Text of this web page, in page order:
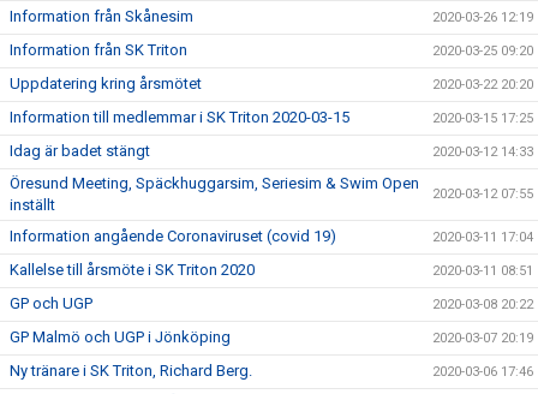
Information från Skånesim 2020-03-26 12:19
Information från SK Triton 2020-03-25 09:20
Uppdatering kring årsmötet 2020-03-22 20:20
Information till medlemmar i SK Triton 2020-03-15 2020-03-15 17:25
Idag är badet stängt 2020-03-12 14:33
Öresund Meeting, Späckhuggarsim, Seriesim & Swim Open
inställt
2020-03-12 07:55
Information angående Coronaviruset (covid 19) 2020-03-11 17:04
Kallelse till årsmöte i SK Triton 2020 2020-03-11 08:51
GP och UGP 2020-03-08 20:22
GP Malmö och UGP i Jönköping 2020-03-07 20:19
Ny tränare i SK Triton, Richard Berg. 2020-03-06 17:46